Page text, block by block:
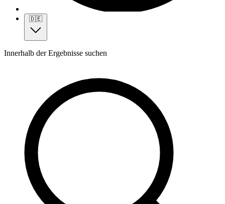
🇩🇪
Innerhalb der Ergebnisse suchen